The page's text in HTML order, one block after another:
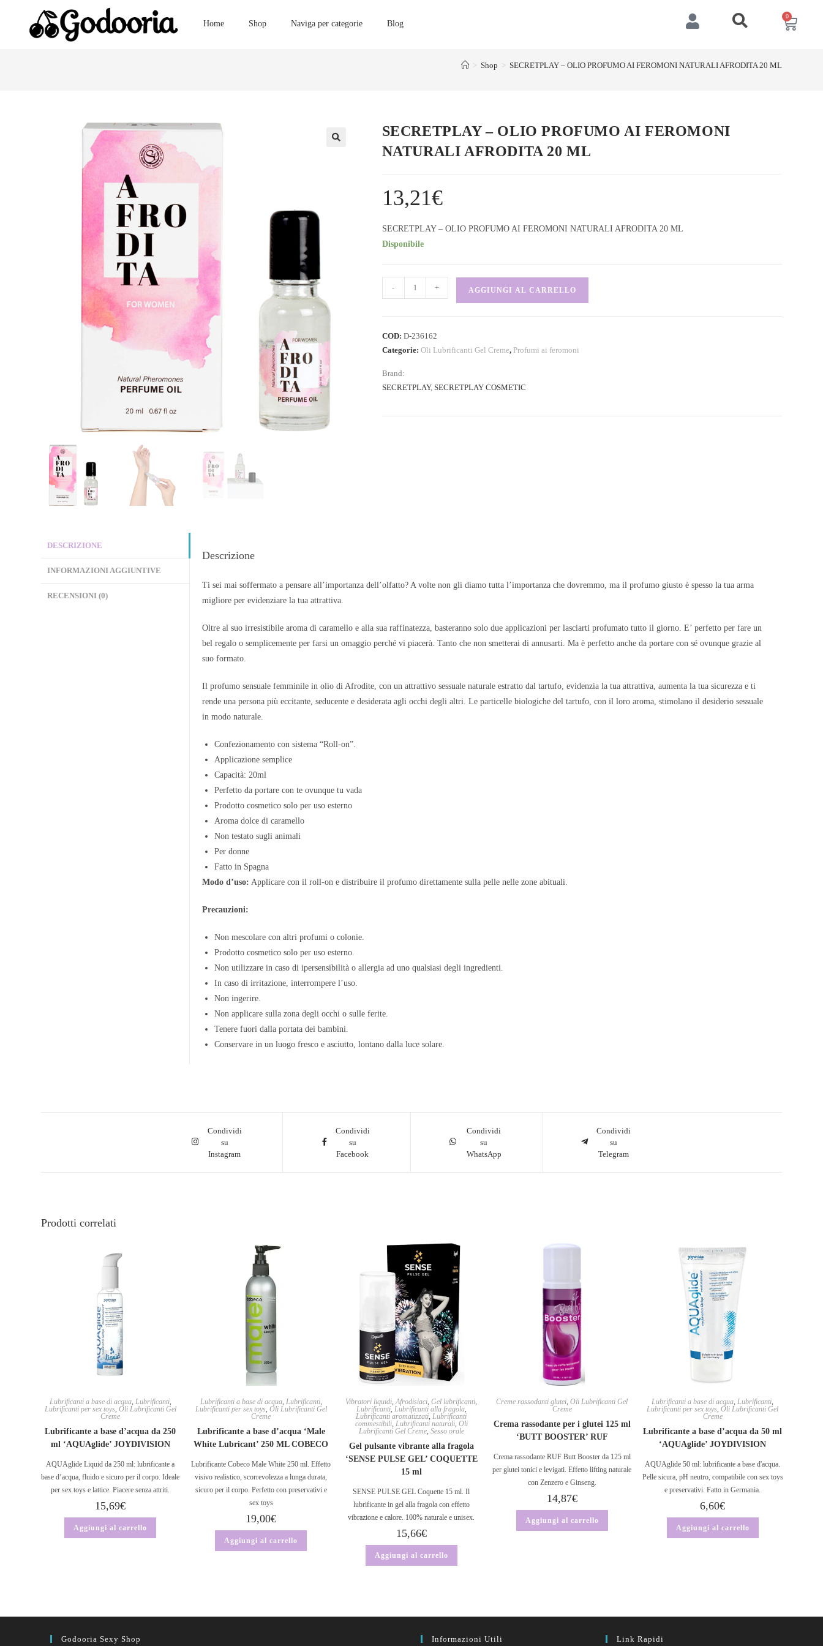
Home Shop Naviga per categorie Blog
0
> Shop > SECRETPLAY – OLIO PROFUMO AI FEROMONI NATURALI AFRODITA 20 ML
SECRETPLAY – OLIO PROFUMO AI FEROMONI
NATURALI AFRODITA 20 ML
13,21€
SECRETPLAY – OLIO PROFUMO AI FEROMONI NATURALI AFRODITA 20 ML
Disponibile
- + AGGIUNGI AL CARRELLO
COD: D-236162
Categorie: Oli Lubrificanti Gel Creme, Profumi ai feromoni
Brand:
SECRETPLAY, SECRETPLAY COSMETIC
DESCRIZIONE
INFORMAZIONI AGGIUNTIVE
RECENSIONI (0)
Descrizione
Ti sei mai soffermato a pensare all’importanza dell’olfatto? A volte non gli diamo tutta l’importanza che dovremmo, ma il profumo giusto è spesso la tua arma
migliore per evidenziare la tua attrattiva.
Oltre al suo irresistibile aroma di caramello e alla sua raffinatezza, basteranno solo due applicazioni per lasciarti profumato tutto il giorno. E’ perfetto per fare un
bel regalo o semplicemente per farsi un omaggio perché vi piacerà. Tanto che non smetterai di annusarti. Ma è perfetto anche da portare con sé ovunque grazie al
suo formato.
Il profumo sensuale femminile in olio di Afrodite, con un attrattivo sessuale naturale estratto dal tartufo, evidenzia la tua attrattiva, aumenta la tua sicurezza e ti
rende una persona più eccitante, seducente e desiderata agli occhi degli altri. Le particelle biologiche del tartufo, con il loro aroma, stimolano il desiderio sessuale
in modo naturale.
Confezionamento con sistema “Roll-on”.
Applicazione semplice
Capacità: 20ml
Perfetto da portare con te ovunque tu vada
Prodotto cosmetico solo per uso esterno
Aroma dolce di caramello
Non testato sugli animali
Per donne
Fatto in Spagna
Modo d’uso: Applicare con il roll-on e distribuire il profumo direttamente sulla pelle nelle zone abituali.
Precauzioni:
Non mescolare con altri profumi o colonie.
Prodotto cosmetico solo per uso esterno.
Non utilizzare in caso di ipersensibilità o allergia ad uno qualsiasi degli ingredienti.
In caso di irritazione, interrompere l’uso.
Non ingerire.
Non applicare sulla zona degli occhi o sulle ferite.
Tenere fuori dalla portata dei bambini.
Conservare in un luogo fresco e asciutto, lontano dalla luce solare.
Condividi
su
Instagram
Condividi
su
Facebook
Condividi
su
WhatsApp
Condividi
su
Telegram
Prodotti correlati
Lubrificanti a base di acqua, Lubrificanti,
Lubrificanti per sex toys, Oli Lubrificanti Gel
Creme
Lubrificante a base d’acqua da 250
ml ‘AQUAglide’ JOYDIVISION
AQUAglide Liquid da 250 ml: lubrificante a
base d’acqua, fluido e sicuro per il corpo. Ideale
per sex toys e lattice. Piacere senza attriti.
15,69€
Aggiungi al carrello
Lubrificanti a base di acqua, Lubrificanti,
Lubrificanti per sex toys, Oli Lubrificanti Gel
Creme
Lubrificante a base d’acqua ‘Male
White Lubricant’ 250 ML COBECO
Lubrificante Cobeco Male White 250 ml. Effetto
visivo realistico, scorrevolezza a lunga durata,
sicuro per il corpo. Perfetto con preservativi e
sex toys
19,00€
Aggiungi al carrello
Vibratori liquidi,Afrodisiaci,Gel lubrificanti,
Lubrificanti, Lubrificanti alla fragola,
Lubrificanti aromatizzati,Lubrificanti
commestibili, Lubrificanti naturali, Oli
Lubrificanti Gel Creme, Sesso orale
Gel pulsante vibrante alla fragola
‘SENSE PULSE GEL’ COQUETTE
15 ml
SENSE PULSE GEL Coquette 15 ml. Il
lubrificante in gel alla fragola con effetto
vibrazione e calore. 100% naturale e unisex.
15,66€
Aggiungi al carrello
Creme rassodanti glutei,Oli Lubrificanti Gel
Creme
Crema rassodante per i glutei 125 ml
‘BUTT BOOSTER’ RUF
Crema rassodante RUF Butt Booster da 125 ml
per glutei tonici e levigati. Effetto lifting naturale
con Zenzero e Ginseng.
14,87€
Aggiungi al carrello
Lubrificanti a base di acqua,Lubrificanti,
Lubrificanti per sex toys,Oli Lubrificanti Gel
Creme
Lubrificante a base d’acqua da 50 ml
‘AQUAglide’ JOYDIVISION
AQUAglide 50 ml: lubrificante a base d'acqua.
Pelle sicura, pH neutro, compatibile con sex toys
e preservativi. Fatto in Germania.
6,60€
Aggiungi al carrello
Godooria Sexy Shop Informazioni Utili Link Rapidi